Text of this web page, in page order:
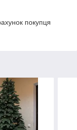
покупця